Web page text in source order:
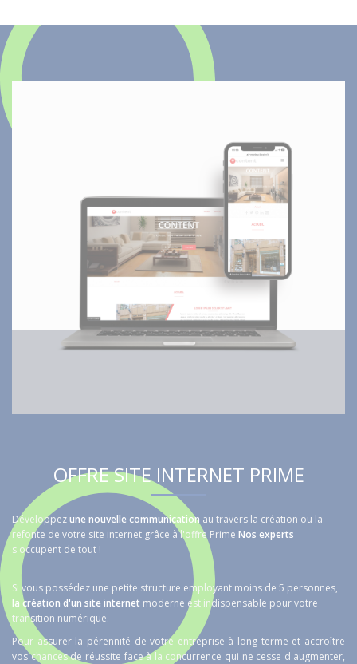
OFFRE SITE INTERNET PRIME
Développezune nouvelle communication au travers la création ou la
refonte de votre site internet grâce à l'offre Prime.Nos experts
s'occupent de tout !
Si vous possédez une petite structure employant moins de 5 personnes,
la création d'un site internet moderne est indispensable pour votre
transition numérique.
Pour assurer la pérennité de votre entreprise à long terme et accroître
vos chances de réussite face à la concurrence qui ne cesse d'augmenter,